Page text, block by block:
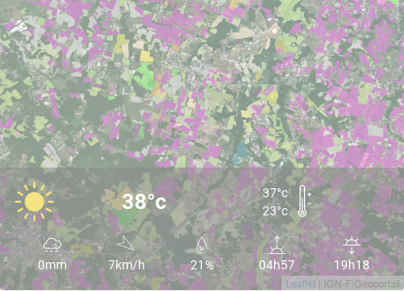
Leaflet | IGN-F/Geoportail
38°c
37°c
23°c
0mm 7km/h 21% 04h57 19h18